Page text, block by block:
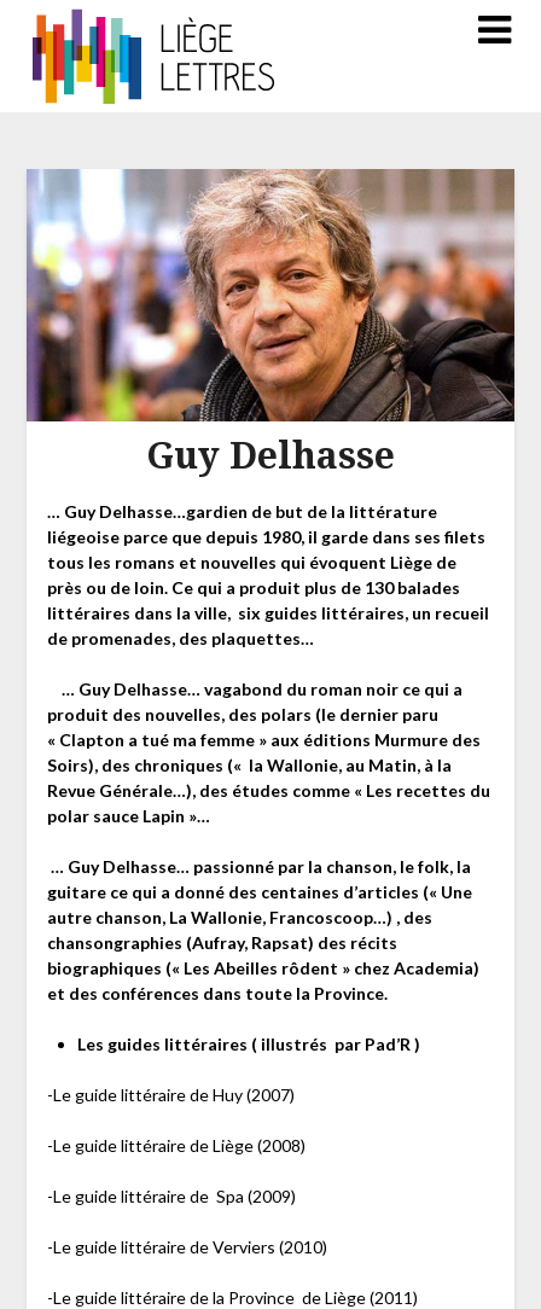
Guy Delhasse
… Guy Delhasse…gardien de but de la littérature
liégeoise parce que depuis 1980, il garde dans ses filets
tous les romans et nouvelles qui évoquent Liège de
près ou de loin. Ce qui a produit plus de 130 balades
littéraires dans la ville, six guides littéraires, un recueil
de promenades, des plaquettes…
… Guy Delhasse… vagabond du roman noir ce qui a
produit des nouvelles, des polars (le dernier paru
« Clapton a tué ma femme » aux éditions Murmure des
Soirs), des chroniques (« la Wallonie, au Matin, à la
Revue Générale…), des études comme « Les recettes du
polar sauce Lapin »…
… Guy Delhasse… passionné par la chanson, le folk, la
guitare ce qui a donné des centaines d’articles (« Une
autre chanson, La Wallonie, Francoscoop…) , des
chansongraphies (Aufray, Rapsat) des récits
biographiques (« Les Abeilles rôdent » chez Academia)
et des conférences dans toute la Province.
Les guides littéraires ( illustrés par Pad’R )
-Le guide littéraire de Huy (2007)
-Le guide littéraire de Liège (2008)
-Le guide littéraire de Spa (2009)
-Le guide littéraire de Verviers (2010)
-Le guide littéraire de la Province de Liège (2011)